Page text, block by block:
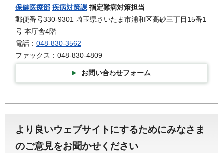
保健医療部 疾病対策課 指定難病対策担当
郵便番号330-9301 埼玉県さいたま市浦和区高砂三丁目15番1
号 本庁舎4階
電話： 048-830-3562
ファックス：048-830-4809
お問い合わせフォーム
より良いウェブサイトにするためにみなさま
のご意見をお聞かせください